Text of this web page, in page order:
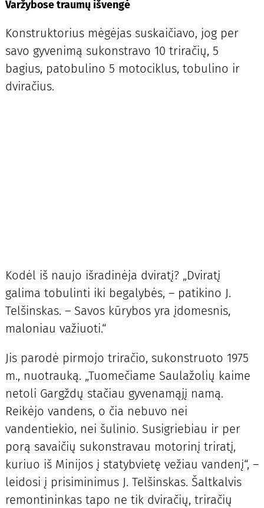
Varžybose traumų išvengė
Konstruktorius mėgėjas suskaičiavo, jog per
savo gyvenimą sukonstravo 10 triračių, 5
bagius, patobulino 5 motociklus, tobulino ir
dviračius.
Kodėl iš naujo išradinėja dviratį? „Dviratį
galima tobulinti iki begalybės, – patikino J.
Telšinskas. – Savos kūrybos yra įdomesnis,
maloniau važiuoti.“
Jis parodė pirmojo triračio, sukonstruoto 1975
m., nuotrauką. „Tuomečiame Saulažolių kaime
netoli Gargždų stačiau gyvenamąjį namą.
Reikėjo vandens, o čia nebuvo nei
vandentiekio, nei šulinio. Susigriebiau ir per
porą savaičių sukonstravau motorinį triratį,
kuriuo iš Minijos į statybvietę vežiau vandenį“, –
leidosi į prisiminimus J. Telšinskas. Šaltkalvis
remontininkas tapo ne tik dviračių, triračių